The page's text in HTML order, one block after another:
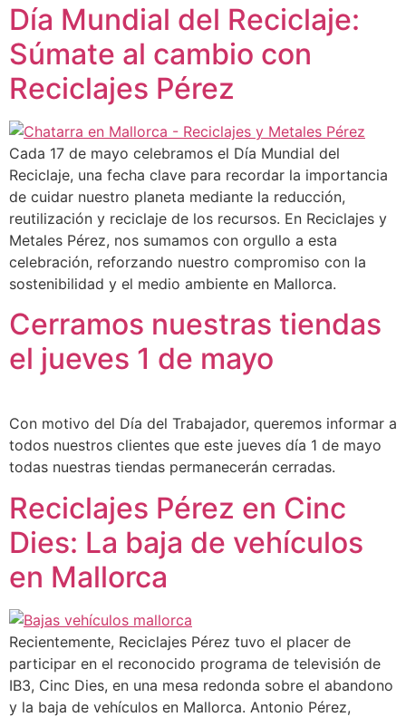
Día Mundial del Reciclaje:
Súmate al cambio con
Reciclajes Pérez
Cada 17 de mayo celebramos el Día Mundial del
Reciclaje, una fecha clave para recordar la importancia
de cuidar nuestro planeta mediante la reducción,
reutilización y reciclaje de los recursos. En Reciclajes y
Metales Pérez, nos sumamos con orgullo a esta
celebración, reforzando nuestro compromiso con la
sostenibilidad y el medio ambiente en Mallorca.
Cerramos nuestras tiendas
el jueves 1 de mayo
Con motivo del Día del Trabajador, queremos informar a
todos nuestros clientes que este jueves día 1 de mayo
todas nuestras tiendas permanecerán cerradas.
Reciclajes Pérez en Cinc
Dies: La baja de vehículos
en Mallorca
Recientemente, Reciclajes Pérez tuvo el placer de
participar en el reconocido programa de televisión de
IB3, Cinc Dies, en una mesa redonda sobre el abandono
y la baja de vehículos en Mallorca. Antonio Pérez,